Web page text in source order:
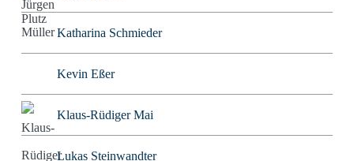
Katharina Schmieder
Kevin Eßer
Klaus-Rüdiger Mai
Lukas Steinwandter